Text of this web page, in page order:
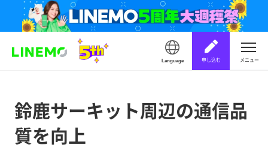
Language 申し込む メニュー
鈴鹿サーキット周辺の通信品
質を向上